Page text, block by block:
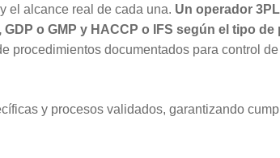
el alcance real de cada una. Un operador
o GMP y HACCP o IFS según el tipo
procedimientos documentados para control
y procesos validados, garantizando